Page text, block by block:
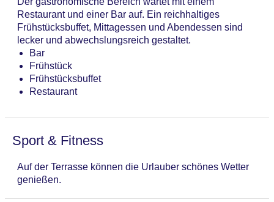
Restaurant und einer Bar auf. Ein reichhaltiges
Frühstücksbuffet, Mittagessen und Abendessen sind
lecker und abwechslungsreich gestaltet.
Bar
Frühstück
Frühstücksbuffet
Restaurant
Sport & Fitness
Auf der Terrasse können die Urlauber schönes Wetter
genießen.